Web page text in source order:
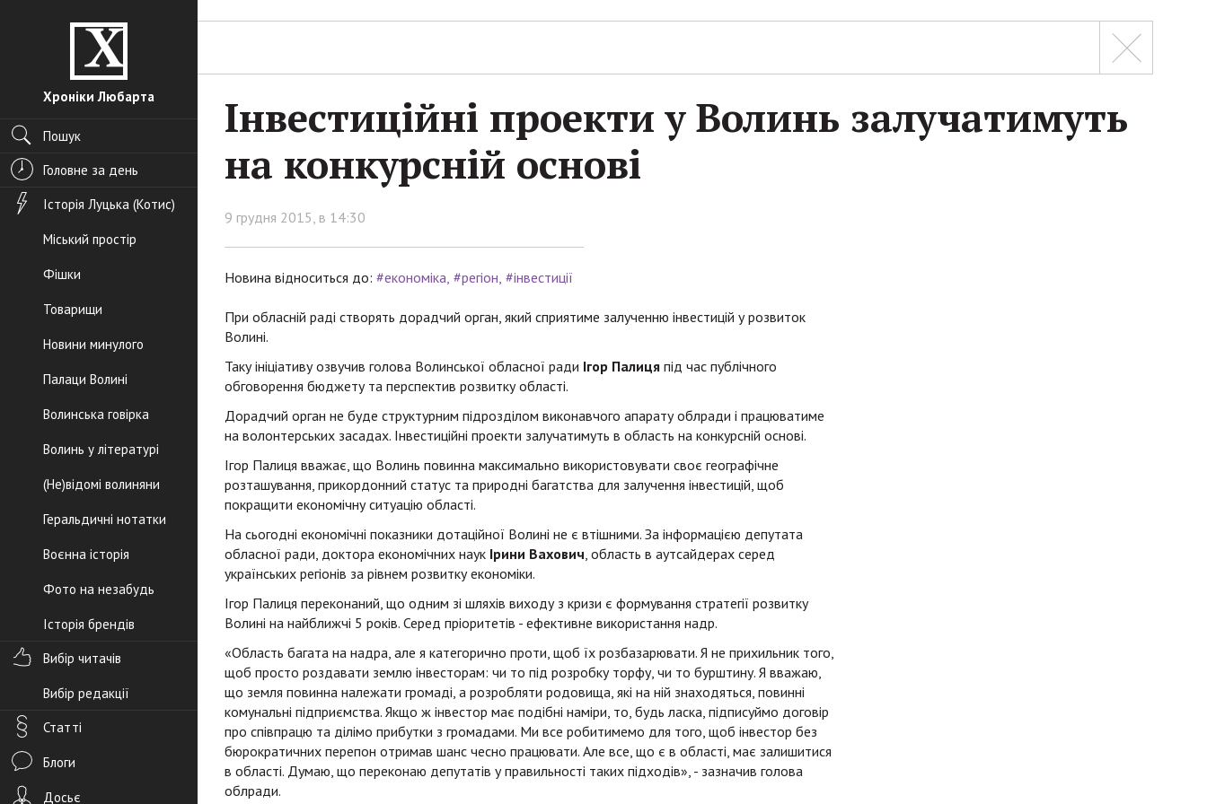
Хроніки Любарта
Пошук
Головне за день
Історія Луцька (Котис)
Міський простір
Фішки
Товарищи
Новини минулого
Палаци Волині
Волинська говірка
Волинь у літературі
(Не)відомі волиняни
Геральдичні нотатки
Воєнна історія
Фото на незабудь
Історія брендів
Вибір читачів
Вибір редакції
Статті
Блоги
Досьє
Інвестиційні проекти у Волинь залучатимуть
на конкурсній основі
9 грудня 2015, в 14:30
Новина відноситься до: #економіка #регіон #інвестиції
При обласній раді створять дорадчий орган, який сприятиме залученню інвестицій у розвиток
Волині.
Таку ініціативу озвучив голова Волинської обласної ради Ігор Палиця під час публічного
обговорення бюджету та перспектив розвитку області.
Дорадчий орган не буде структурним підрозділом виконавчого апарату облради і працюватиме
на волонтерських засадах. Інвестиційні проекти залучатимуть в область на конкурсній основі.
Ігор Палиця вважає, що Волинь повинна максимально використовувати своє географічне
розташування, прикордонний статус та природні багатства для залучення інвестицій, щоб
покращити економічну ситуацію області.
На сьогодні економічні показники дотаційної Волині не є втішними. За інформацією депутата
обласної ради, доктора економічних наук Ірини Вахович, область в аутсайдерах серед
українських регіонів за рівнем розвитку економіки.
Ігор Палиця переконаний, що одним зі шляхів виходу з кризи є формування стратегії розвитку
Волині на найближчі 5 років. Серед пріоритетів - ефективне використання надр.
«Область багата на надра, але я категорично проти, щоб їх розбазарювати. Я не прихильник того,
щоб просто роздавати землю інвесторам: чи то під розробку торфу, чи то бурштину. Я вважаю,
що земля повинна належати громаді, а розробляти родовища, які на ній знаходяться, повинні
комунальні підприємства. Якщо ж інвестор має подібні наміри, то, будь ласка, підписуймо договір
про співпрацю та ділімо прибутки з громадами. Ми все робитимемо для того, щоб інвестор без
бюрократичних перепон отримав шанс чесно працювати. Але все, що є в області, має залишитися
в області. Думаю, що переконаю депутатів у правильності таких підходів», - зазначив голова
облради.